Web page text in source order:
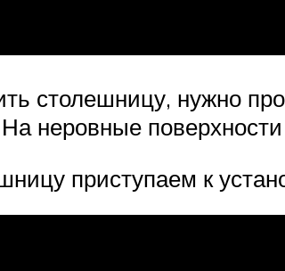
столешницу, нужно
неровные
приступаем к